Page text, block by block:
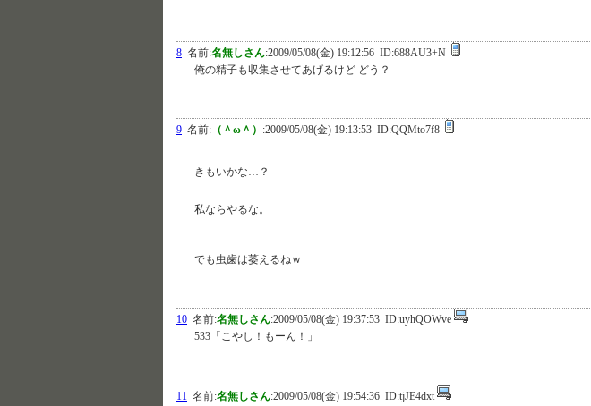
8 名前:名無しさん:2009/05/08(金) 19:12:56 ID:688AU3+N
俺の精子も収集させてあげるけど どう？
9 名前: （＾ω＾） :2009/05/08(金) 19:13:53 ID:QQMto7f8
きもいかな…？
私ならやるな。
でも虫歯は萎えるねｗ
10 名前:名無しさん:2009/05/08(金) 19:37:53 ID:uyhQOWve
533「こやし！もーん！」
11 名前:名無しさん:2009/05/08(金) 19:54:36 ID:tjJE4dxt